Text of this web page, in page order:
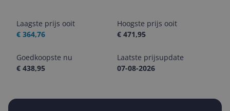
Laagste prijs ooit
€ 364,76
Hoogste prijs ooit
€ 471,95
Goedkoopste nu
€ 438,95
Laatste prijsupdate
07-08-2026